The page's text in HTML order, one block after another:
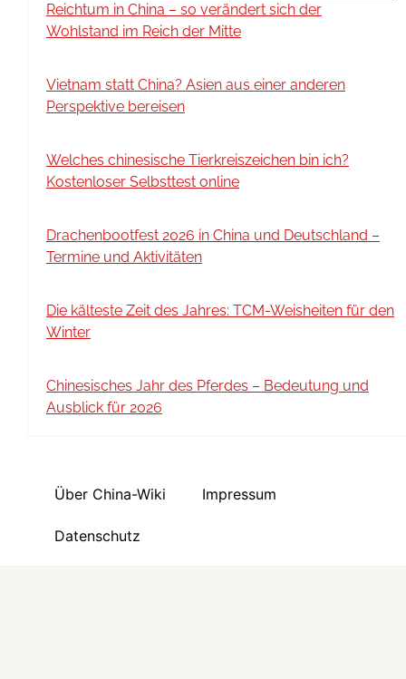
Reichtum in China – so verändert sich der
Wohlstand im Reich der Mitte
Vietnam statt China? Asien aus einer anderen
Perspektive bereisen
Welches chinesische Tierkreiszeichen bin ich?
Kostenloser Selbsttest online
Drachenbootfest 2026 in China und Deutschland –
Termine und Aktivitäten
Die kälteste Zeit des Jahres: TCM-Weisheiten für den
Winter
Chinesisches Jahr des Pferdes – Bedeutung und
Ausblick für 2026
Über China-Wiki Impressum
Datenschutz